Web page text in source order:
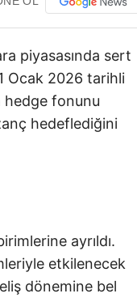
piyasasında sert
Ocak 2026 tarihli
hedge fonunu
hedeflediğini
ayrıldı.
etkilenecek
dönemine bel